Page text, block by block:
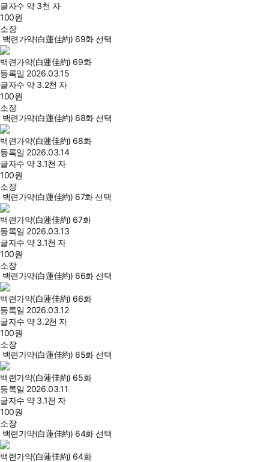
글자수 약 3천 자
100원
소장
백련가약(白蓮佳約) 69화 선택
백련가약(白蓮佳約) 69화
등록일 2026.03.15
글자수 약 3.2천 자
100원
소장
백련가약(白蓮佳約) 68화 선택
백련가약(白蓮佳約) 68화
등록일 2026.03.14
글자수 약 3.1천 자
100원
소장
백련가약(白蓮佳約) 67화 선택
백련가약(白蓮佳約) 67화
등록일 2026.03.13
글자수 약 3.1천 자
100원
소장
백련가약(白蓮佳約) 66화 선택
백련가약(白蓮佳約) 66화
등록일 2026.03.12
글자수 약 3.2천 자
100원
소장
백련가약(白蓮佳約) 65화 선택
백련가약(白蓮佳約) 65화
등록일 2026.03.11
글자수 약 3.1천 자
100원
소장
백련가약(白蓮佳約) 64화 선택
백련가약(白蓮佳約) 64화